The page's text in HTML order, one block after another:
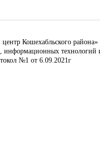
Кошехабльского района»
информационных
№1 от 6.09.2021г